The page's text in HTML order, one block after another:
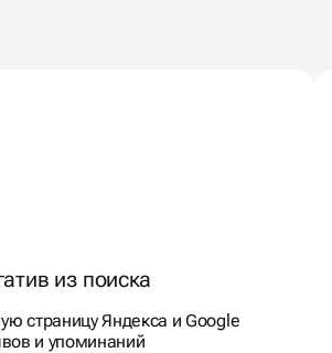
из поиска
страницу Яндекса и Google
и упоминаний